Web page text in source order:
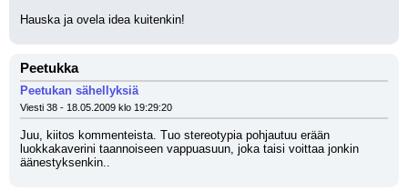
Hauska ja ovela idea kuitenkin!
Peetukka
Peetukan sähellyksiä
Viesti 38 - 18.05.2009 klo 19:29:20
Juu, kiitos kommenteista. Tuo stereotypia pohjautuu erään
luokkakaverini taannoiseen vappuasuun, joka taisi voittaa jonkin
äänestyksenkin..